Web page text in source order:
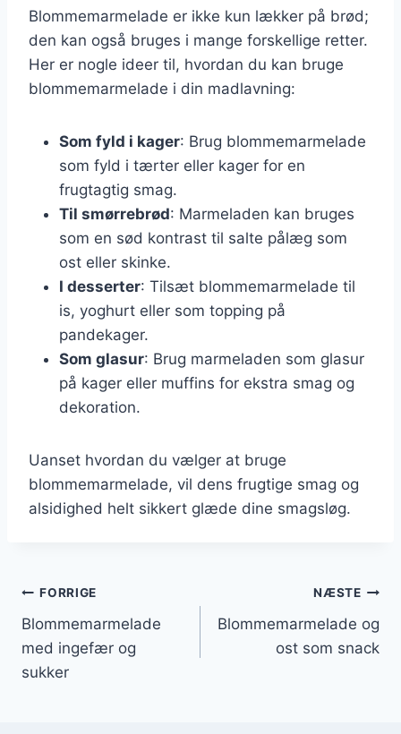
Blommemarmelade er ikke kun lækker på brød;
den kan også bruges i mange forskellige retter.
Her er nogle ideer til, hvordan du kan bruge
blommemarmelade i din madlavning:
Som fyld i kager: Brug blommemarmelade
som fyld i tærter eller kager for en
frugtagtig smag.
Til smørrebrød: Marmeladen kan bruges
som en sød kontrast til salte pålæg som
ost eller skinke.
I desserter: Tilsæt blommemarmelade til
is, yoghurt eller som topping på
pandekager.
Som glasur: Brug marmeladen som glasur
på kager eller muffins for ekstra smag og
dekoration.
Uanset hvordan du vælger at bruge
blommemarmelade, vil dens frugtige smag og
alsidighed helt sikkert glæde dine smagsløg.
Indlægsnavigation
FORRIGE
Blommemarmelade
med ingefær og
sukker
NÆSTE
Blommemarmelade og
ost som snack